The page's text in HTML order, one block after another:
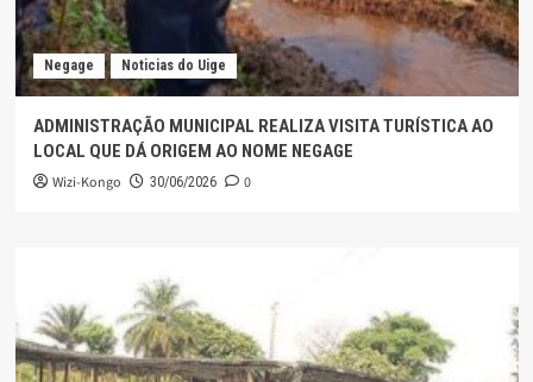
Negage Noticias do Uige
ADMINISTRAÇÃO MUNICIPAL REALIZA VISITA TURÍSTICA AO
LOCAL QUE DÁ ORIGEM AO NOME NEGAGE
Wizi-Kongo 30/06/2026 0